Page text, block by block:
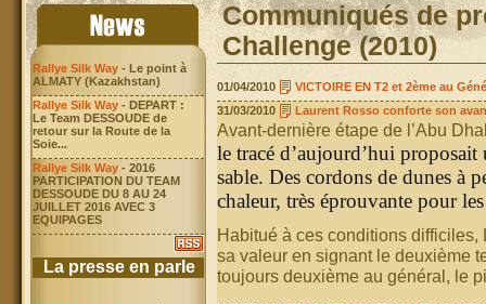
Rallye Silk Way- Le point à
ALMATY (Kazakhstan)
Rallye Silk Way- DEPART :
Le Team DESSOUDE de
retour sur la Route de la
Soie...
Rallye Silk Way- 2016
PARTICIPATION DU TEAM
DESSOUDE DU 8 AU 24
JUILLET 2016 AVEC 3
EQUIPAGES
La presse en parle
Communiqués de
Challenge (2010)
01/04/2010
VICTOIRE EN T2 et 2ème au
31/03/2010
Laurent Rosso conforte son
Avant-dernière étape de l’Abu
le tracé d’aujourd’hui
sable. Des cordons de dunes à
chaleur, très éprouvante pour
Habitué à ces conditions
sa valeur en signant le deuxième
toujours deuxième au général, le